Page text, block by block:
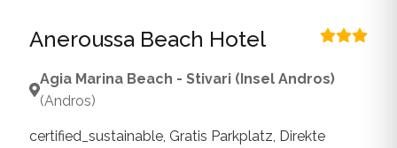
Aneroussa Beach Hotel
Agia Marina Beach - Stivari (Insel Andros)
(Andros)
certified_sustainable, Gratis Parkplatz, Direkte